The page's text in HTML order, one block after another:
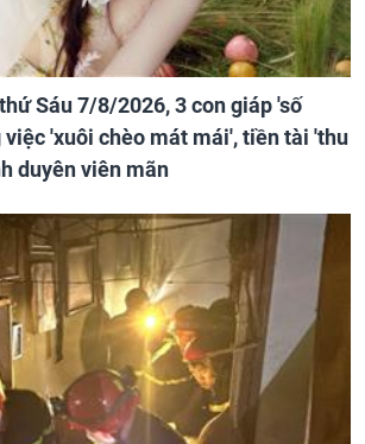
Sáu 7/8/2026, 3 con giáp 'số
việc 'xuôi chèo mát mái', tiền tài 'thu
duyên viên mãn